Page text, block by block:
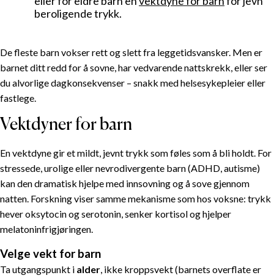
beroligende trykk.
De fleste barn vokser rett og slett fra leggetidsvansker. Men er
barnet ditt redd for å sovne, har vedvarende nattskrekk, eller ser
du alvorlige dagkonsekvenser – snakk med helsesykepleier eller
fastlege.
Vektdyner for barn
En vektdyne gir et mildt, jevnt trykk som føles som å bli holdt. For
stressede, urolige eller nevrodivergente barn (ADHD, autisme)
kan den dramatisk hjelpe med innsovning og å sove gjennom
natten. Forskning viser samme mekanisme som hos voksne: trykk
hever oksytocin og serotonin, senker kortisol og hjelper
melatoninfrigjøringen.
Velge vekt for barn
Ta utgangspunkt i alder, ikke kroppsvekt (barnets overflate er
Hjelpe barnet å slappe av om kvelden
Ti beroligende teknikker
Velge vekt for barn
Når søke hjelp
Sett det sammen